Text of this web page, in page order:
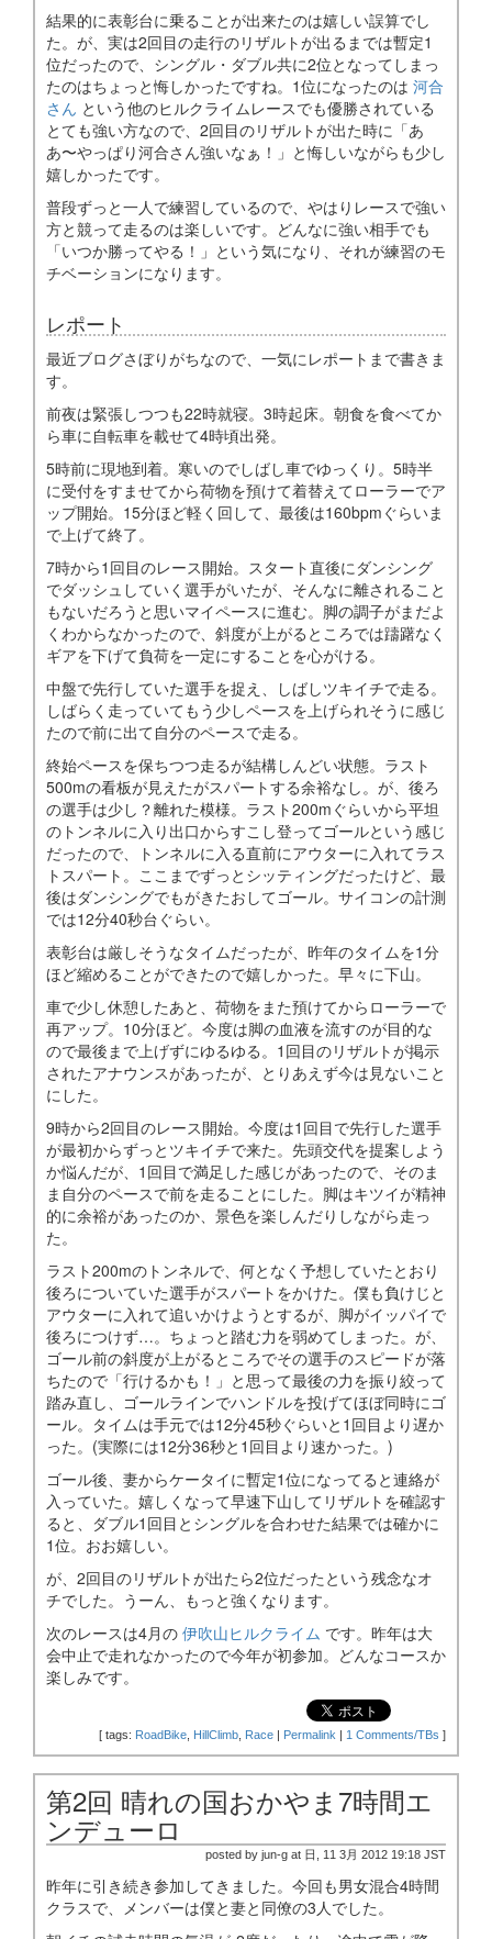
結果的に表彰台に乗ることが出来たのは嬉しい誤算でし
た。が、実は2回目の走行のリザルトが出るまでは暫定1
位だったので、シングル・ダブル共に2位となってしまっ
たのはちょっと悔しかったですね。1位になったのは 河合
さん という他のヒルクライムレースでも優勝されている
とても強い方なので、2回目のリザルトが出た時に「あ
あ〜やっぱり河合さん強いなぁ！」と悔しいながらも少し
嬉しかったです。
普段ずっと一人で練習しているので、やはりレースで強い
方と競って走るのは楽しいです。どんなに強い相手でも
「いつか勝ってやる！」という気になり、それが練習のモ
チベーションになります。
レポート
最近ブログさぼりがちなので、一気にレポートまで書きま
す。
前夜は緊張しつつも22時就寝。3時起床。朝食を食べてか
ら車に自転車を載せて4時頃出発。
5時前に現地到着。寒いのでしばし車でゆっくり。5時半
に受付をすませてから荷物を預けて着替えてローラーでア
ップ開始。15分ほど軽く回して、最後は160bpmぐらいま
で上げて終了。
7時から1回目のレース開始。スタート直後にダンシング
でダッシュしていく選手がいたが、そんなに離されること
もないだろうと思いマイペースに進む。脚の調子がまだよ
くわからなかったので、斜度が上がるところでは躊躇なく
ギアを下げて負荷を一定にすることを心がける。
中盤で先行していた選手を捉え、しばしツキイチで走る。
しばらく走っていてもう少しペースを上げられそうに感じ
たので前に出て自分のペースで走る。
終始ペースを保ちつつ走るが結構しんどい状態。ラスト
500mの看板が見えたがスパートする余裕なし。が、後ろ
の選手は少し？離れた模様。ラスト200mぐらいから平坦
のトンネルに入り出口からすこし登ってゴールという感じ
だったので、トンネルに入る直前にアウターに入れてラス
トスパート。ここまでずっとシッティングだったけど、最
後はダンシングでもがきたおしてゴール。サイコンの計測
では12分40秒台ぐらい。
表彰台は厳しそうなタイムだったが、昨年のタイムを1分
ほど縮めることができたので嬉しかった。早々に下山。
車で少し休憩したあと、荷物をまた預けてからローラーで
再アップ。10分ほど。今度は脚の血液を流すのが目的な
ので最後まで上げずにゆるゆる。1回目のリザルトが掲示
されたアナウンスがあったが、とりあえず今は見ないこと
にした。
9時から2回目のレース開始。今度は1回目で先行した選手
が最初からずっとツキイチで来た。先頭交代を提案しよう
か悩んだが、1回目で満足した感じがあったので、そのま
ま自分のペースで前を走ることにした。脚はキツイが精神
的に余裕があったのか、景色を楽しんだりしながら走っ
た。
ラスト200mのトンネルで、何となく予想していたとおり
後ろについていた選手がスパートをかけた。僕も負けじと
アウターに入れて追いかけようとするが、脚がイッパイで
後ろにつけず…。ちょっと踏む力を弱めてしまった。が、
ゴール前の斜度が上がるところでその選手のスピードが落
ちたので「行けるかも！」と思って最後の力を振り絞って
踏み直し、ゴールラインでハンドルを投げてほぼ同時にゴ
ール。タイムは手元では12分45秒ぐらいと1回目より遅か
った。(実際には12分36秒と1回目より速かった。)
ゴール後、妻からケータイに暫定1位になってると連絡が
入っていた。嬉しくなって早速下山してリザルトを確認す
ると、ダブル1回目とシングルを合わせた結果では確かに
1位。おお嬉しい。
が、2回目のリザルトが出たら2位だったという残念なオ
チでした。うーん、もっと強くなります。
次のレースは4月の 伊吹山ヒルクライム です。昨年は大
会中止で走れなかったので今年が初参加。どんなコースか
楽しみです。
[ tags: RoadBike, HillClimb, Race Permalink 1 Comments/TBs ]
第2回 晴れの国おかやま7時間エ
ンデューロ
posted by jun-g at 日, 11 3月 2012 19:18 JST
昨年に引き続き参加してきました。今回も男女混合4時間
クラスで、メンバーは僕と妻と同僚の3人でした。